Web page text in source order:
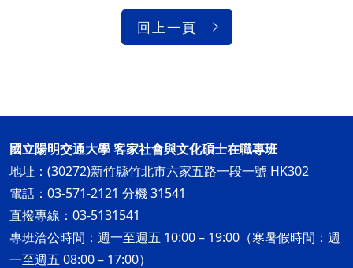
回上一頁
國立陽明交通大學 客家社會與文化碩士在職專班
地址：(30272)新竹縣竹北市六家五路一段一號 HK302
電話：03-571-2121 分機 31541
直撥專線：03-5131541
專班洽公時間：週一至週五 10:00 – 19:00（寒暑假時間：週
一至週五 08:00 – 17:00）